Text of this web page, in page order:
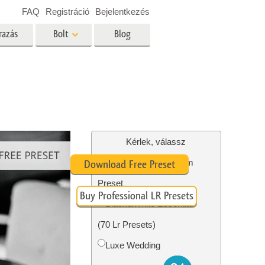
Fotó -helyreállítási szolgáltatások
Bolt Blog
FAQ Registráció Bejelentkezés
Kérlek, válassz
#10 Fashion Lightroom
Preset
Black&White Essential
(70 Lr Presets)
Luxe Wedding
Download Free Preset
Buy Professional LR Presets